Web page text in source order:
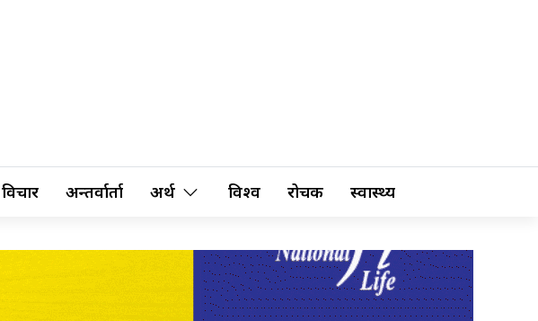
विचार अन्तर्वार्ता अर्थ विश्व रोचक स्वास्थ्य